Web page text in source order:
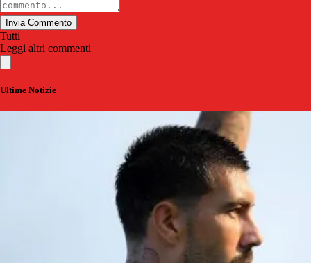
Invia Commento
Tutti
Leggi altri commenti
Ultime Notizie